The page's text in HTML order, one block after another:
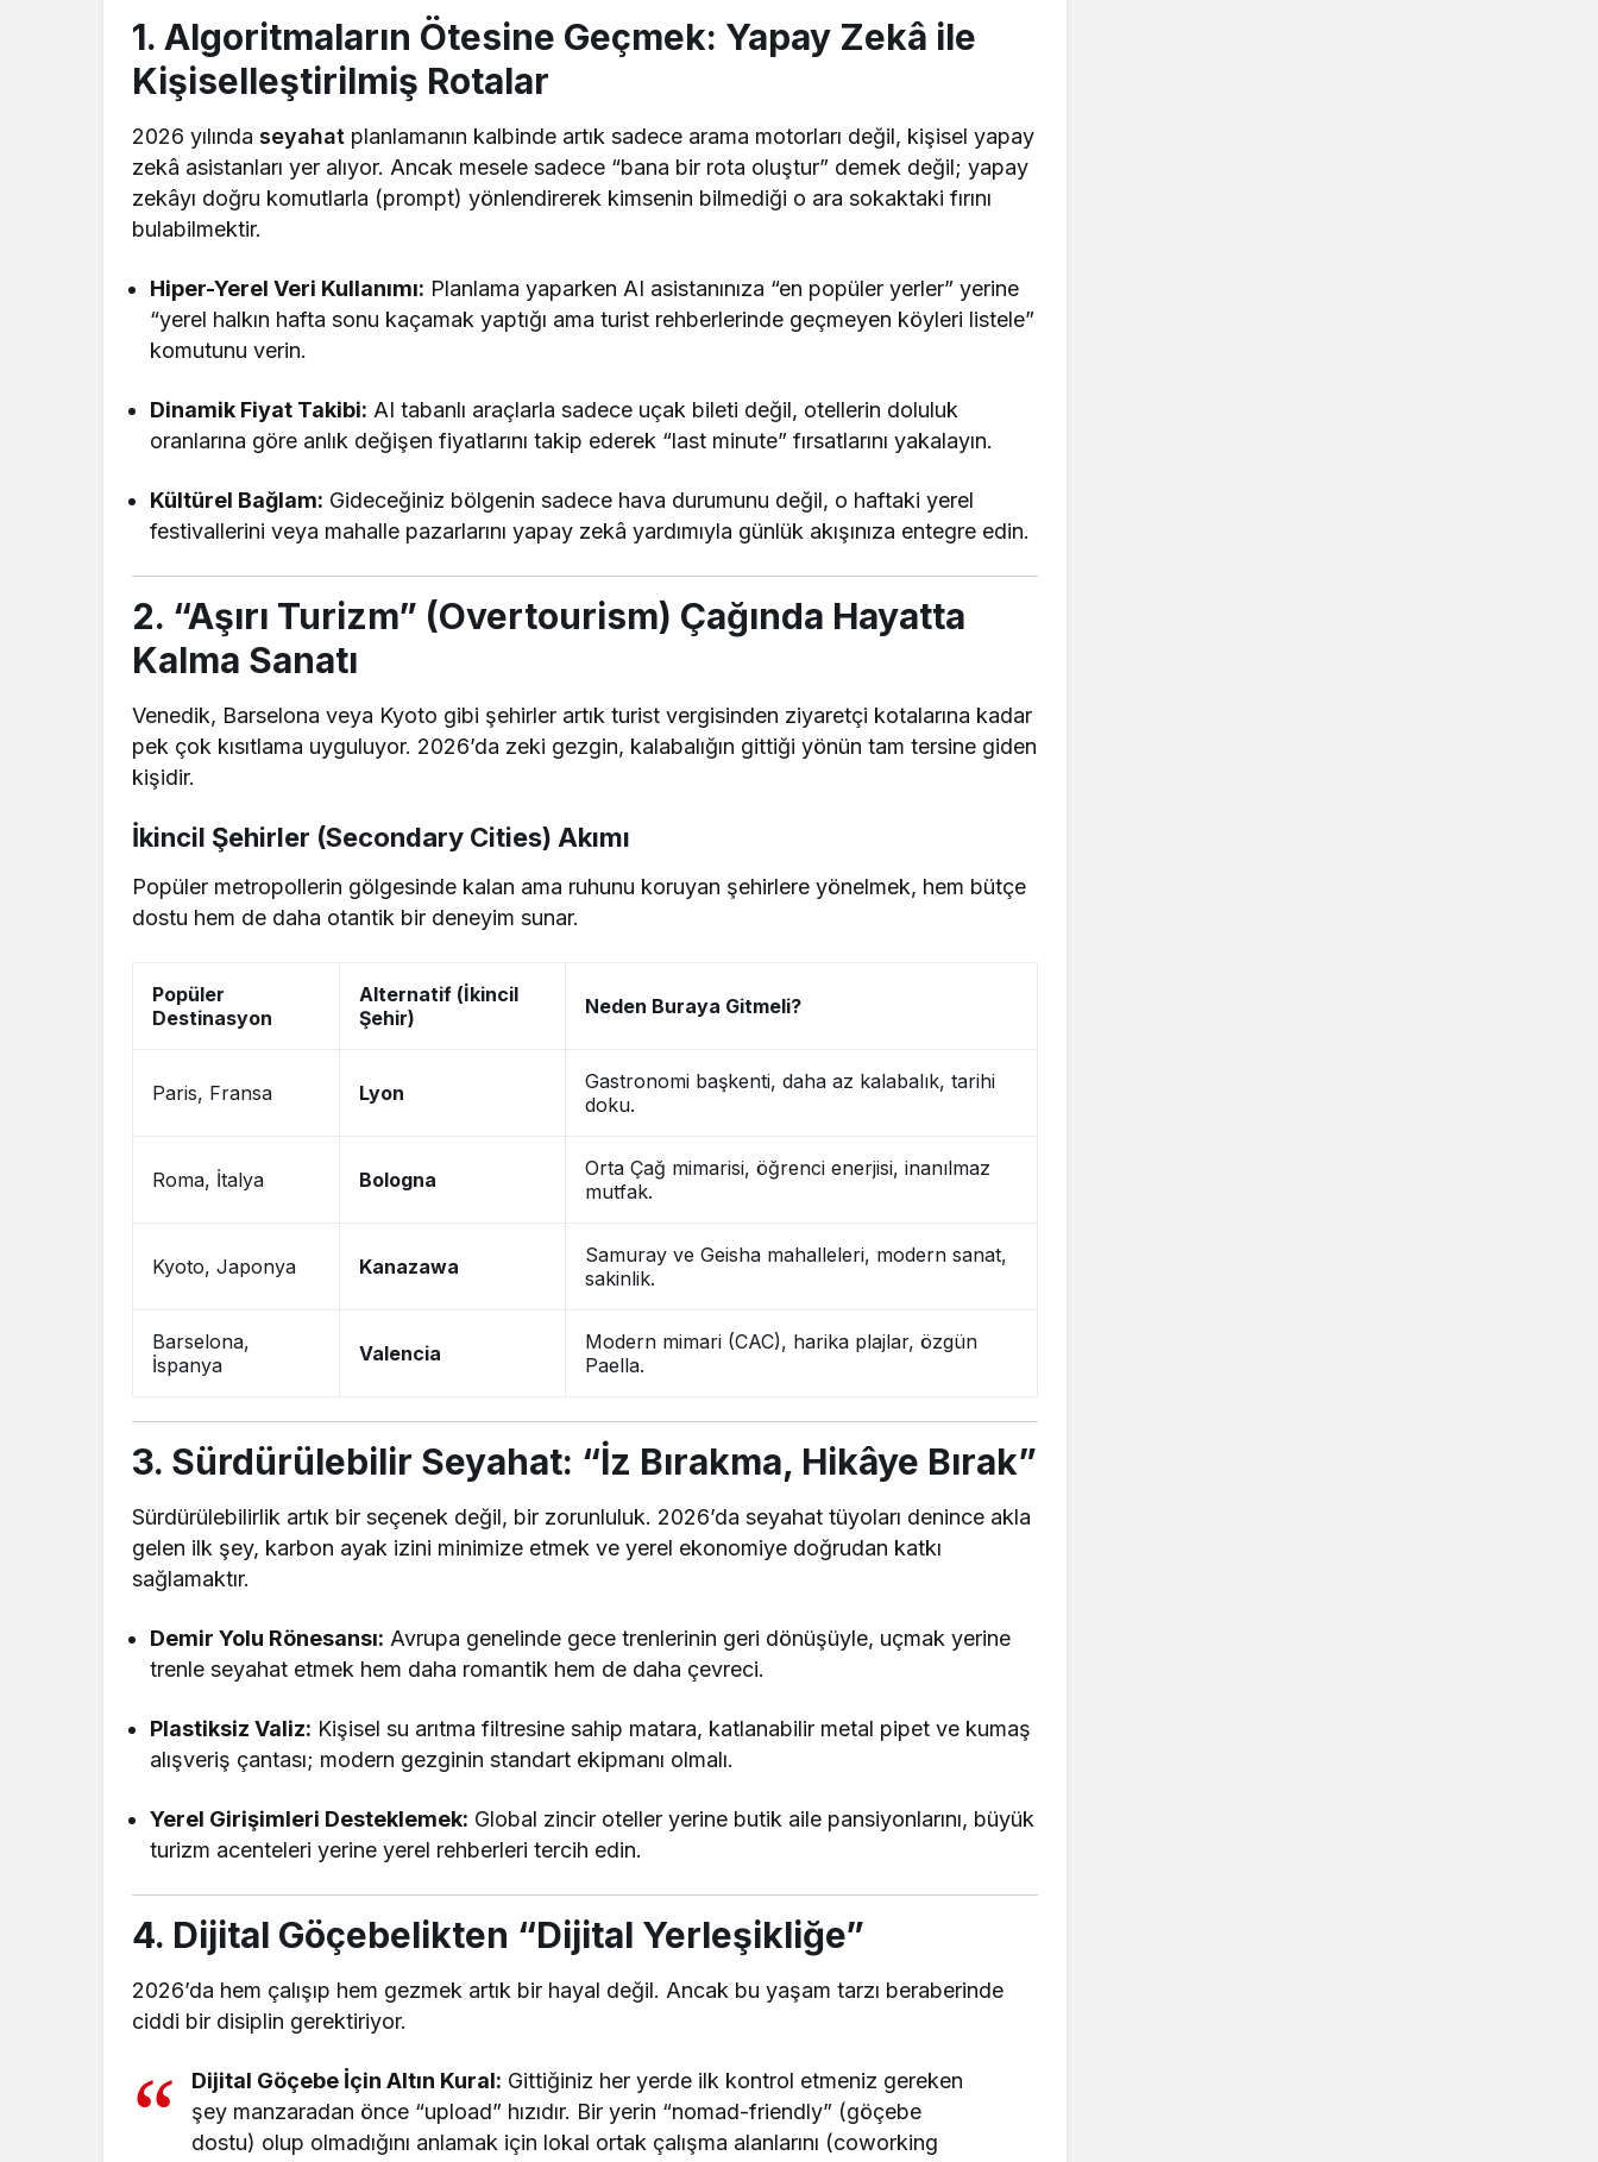
1. Algoritmaların Ötesine Geçmek: Yapay Zekâ ile
Kişiselleştirilmiş Rotalar
2026 yılındaseyahat planlamanın kalbinde artık sadece arama motorları değil, kişisel yapay
zekâ asistanları yer alıyor. Ancak mesele sadece “bana bir rota oluştur” demek değil; yapay
zekâyı doğru komutlarla (prompt) yönlendirerek kimsenin bilmediği o ara sokaktaki fırını
bulabilmektir.
Hiper-Yerel Veri Kullanımı: Planlama yaparken AI asistanınıza “en popüler yerler” yerine
“yerel halkın hafta sonu kaçamak yaptığı ama turist rehberlerinde geçmeyen köyleri listele”
komutunu verin.
Dinamik Fiyat Takibi: AI tabanlı araçlarla sadece uçak bileti değil, otellerin doluluk
oranlarına göre anlık değişen fiyatlarını takip ederek “last minute” fırsatlarını yakalayın.
Kültürel Bağlam: Gideceğiniz bölgenin sadece hava durumunu değil, o haftaki yerel
festivallerini veya mahalle pazarlarını yapay zekâ yardımıyla günlük akışınıza entegre edin.
2. “Aşırı Turizm” (Overtourism) Çağında Hayatta
Kalma Sanatı
Venedik, Barselona veya Kyoto gibi şehirler artık turist vergisinden ziyaretçi kotalarına kadar
pek çok kısıtlama uyguluyor. 2026’da zeki gezgin, kalabalığın gittiği yönün tam tersine giden
kişidir.
İkincil Şehirler (Secondary Cities) Akımı
Popüler metropollerin gölgesinde kalan ama ruhunu koruyan şehirlere yönelmek, hem bütçe
dostu hem de daha otantik bir deneyim sunar.
Popüler
Destinasyon
Alternatif (İkincil
Şehir)
Neden Buraya Gitmeli?
Paris, Fransa Lyon
Gastronomi başkenti, daha az kalabalık, tarihi
doku.
Roma, İtalya Bologna
Orta Çağ mimarisi, öğrenci enerjisi, inanılmaz
mutfak.
Kyoto, Japonya Kanazawa
Samuray ve Geisha mahalleleri, modern sanat,
sakinlik.
Barselona,
İspanya
Valencia
Modern mimari (CAC), harika plajlar, özgün
Paella.
3. Sürdürülebilir Seyahat: “İz Bırakma, Hikâye Bırak”
Sürdürülebilirlik artık bir seçenek değil, bir zorunluluk. 2026’da seyahat tüyoları denince akla
gelen ilk şey, karbon ayak izini minimize etmek ve yerel ekonomiye doğrudan katkı
sağlamaktır.
Demir Yolu Rönesansı: Avrupa genelinde gece trenlerinin geri dönüşüyle, uçmak yerine
trenle seyahat etmek hem daha romantik hem de daha çevreci.
Plastiksiz Valiz: Kişisel su arıtma filtresine sahip matara, katlanabilir metal pipet ve kumaş
alışveriş çantası; modern gezginin standart ekipmanı olmalı.
Yerel Girişimleri Desteklemek: Global zincir oteller yerine butik aile pansiyonlarını, büyük
turizm acenteleri yerine yerel rehberleri tercih edin.
4. Dijital Göçebelikten “Dijital Yerleşikliğe”
2026’da hem çalışıp hem gezmek artık bir hayal değil. Ancak bu yaşam tarzı beraberinde
ciddi bir disiplin gerektiriyor.
Dijital Göçebe İçin Altın Kural: Gittiğiniz her yerde ilk kontrol etmeniz gereken
şey manzaradan önce “upload” hızıdır. Bir yerin “nomad-friendly” (göçebe
dostu) olup olmadığını anlamak için lokal ortak çalışma alanlarını (coworking